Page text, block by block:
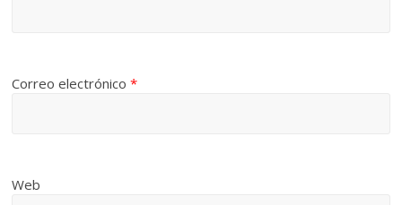
Correo electrónico*
Web